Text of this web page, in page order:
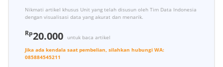
Nikmati artikel khusus Unit yang telah disusun oleh Tim Data Indonesia
dengan visualisasi data yang akurat dan menarik.
Rp20.000
untuk baca artikel
Jika ada kendala saat pembelian, silahkan hubungi WA:
085884545211